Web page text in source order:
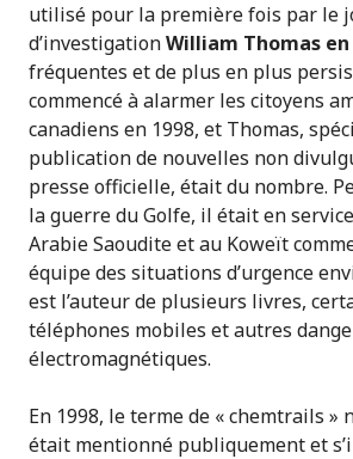
utilisé pour la première fois par le
d’investigationWilliam Thomas en
fréquentes et de plus en plus
commencé à alarmer les citoyens
canadiens en 1998, et Thomas,
publication de nouvelles non
presse officielle, était du nombre.
la guerre du Golfe, il était en
Arabie Saoudite et au Koweït
équipe des situations d’urgence
est l’auteur de plusieurs livres,
téléphones mobiles et autres
électromagnétiques.
En 1998, le terme de « chemtrails »
était mentionné publiquement et